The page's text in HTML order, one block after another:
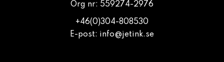
Org nr: 559274-2976
+46(0)304-808530
E-post: info@jetink.se